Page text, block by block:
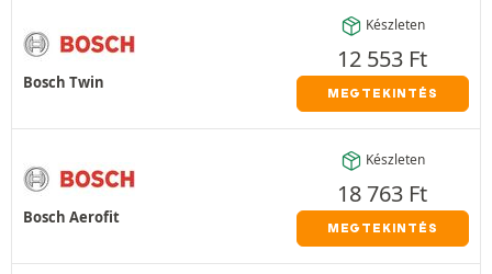
Bosch Twin
Készleten
12 553 Ft
MEGTEKINTÉS
Bosch Aerofit
Készleten
18 763 Ft
MEGTEKINTÉS